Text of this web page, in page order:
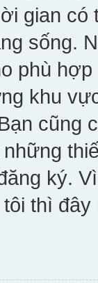
gian
sống.
phù
khu
cũng
ký.
thì